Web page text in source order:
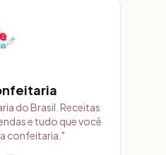
do Brasil. Receitas
e tudo que você
confeitaria. "